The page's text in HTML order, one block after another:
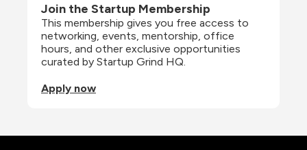
Join the Startup Membership
This membership gives you free access to
networking, events, mentorship, office
hours, and other exclusive opportunities
curated by Startup Grind HQ.
Apply now